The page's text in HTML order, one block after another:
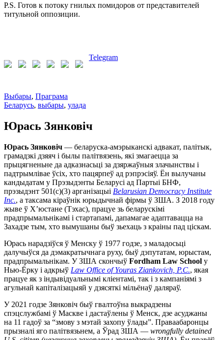
P.S. Готов к потоку гнилых помидоров от представителей
титульной оппозиции.
Telegram
Выбары, Праграма
Беларусь, выбары, улада
Юрась Зянковіч
Юрась Зянковіч — беларуска-амэрыканскі адвакат, палітык,
грамадзкі дзяяч і былы палітвязень, які змагаецца за
прыцягненьне да адказнасьці за дзяржаўныя злачынствы і
падтрымлівае ўсіх, хто пацярпеў ад рэпрэсіяў. Ён вылучаны
кандыдатам у Прэзыдэнты Беларусі ад Партыі БНФ,
прэзыдэнт 501(c)(3) арганізацыі Belarusian Democracy Institute
Inc., а таксама кіраўнік юрыдычнай фірмы ў ЗША. З 2018 году
жыве ў Х’юстане (Тэхас), працуе зь беларускімі
прадпрымальнікамі і стартапамі, дапамагае адаптавацца на
Захадзе тым, хто вымушаны быў зьехаць з краіны пад ціскам.
Юрась нарадзіўся ў Менску ў 1977 годзе, з маладосьці
далучыўся да дэмакратычнага руху, быў дэпутатам, юрыстам,
прадпрымальнікам. У ЗША скончыў Fordham Law School у
Нью-Ёрку і адкрыў Law Office of Youras Ziankovich, P.C., якая
працуе як з індывідуальнымі кліентамі, так і з кампаніямі з
агульнай капіталізацыяй у дзясяткі мільёнаў даляраў.
У 2021 годзе Зянковіч быў гвалтоўна выкрадзены
спэцслужбамі ў Маскве і дастаўлены ў Менск, дзе асуджаны
на 11 гадоў за “змову з мэтай захопу ўлады”. Праваабаронцы
прызналі яго палітвязьнем, а Ўрад ЗША — wrongfully detained